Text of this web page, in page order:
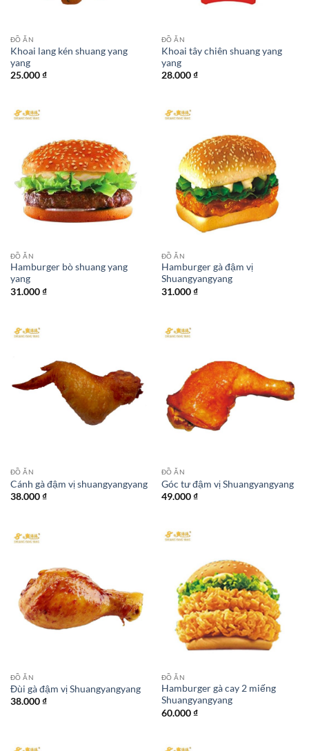
ĐỒ ĂN
Khoai lang kén shuang yang
yang
25.000₫
ĐỒ ĂN
Khoai tây chiên shuang yang
yang
28.000₫
ĐỒ ĂN
Hamburger bò shuang yang
yang
31.000₫
ĐỒ ĂN
Hamburger gà đậm vị
Shuangyangyang
31.000₫
ĐỒ ĂN
Cánh gà đậm vị shuangyangyang
38.000₫
ĐỒ ĂN
Góc tư đậm vị Shuangyangyang
49.000₫
ĐỒ ĂN
Đùi gà đậm vị Shuangyangyang
38.000₫
ĐỒ ĂN
Hamburger gà cay 2 miếng
Shuangyangyang
60.000₫